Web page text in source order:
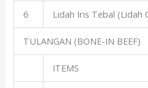
6 Lidah Iris Tebal (Lidah
TULANGAN (BONE-IN BEEF)
ITEMS